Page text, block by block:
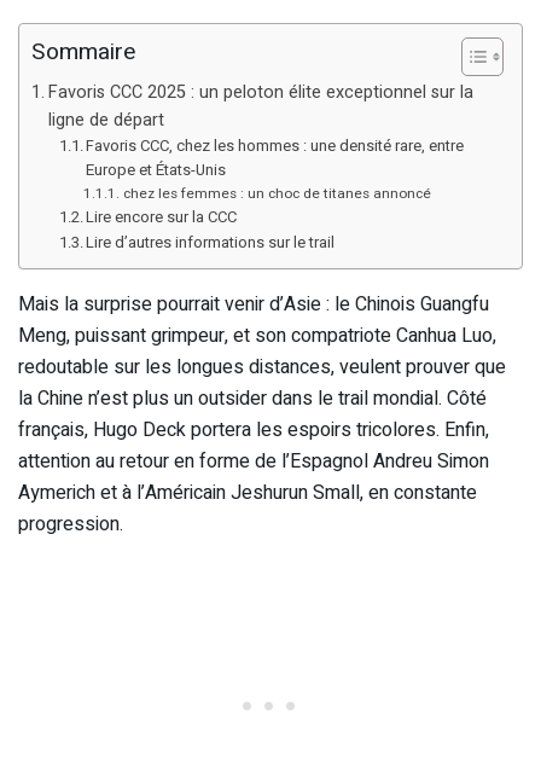
Sommaire
Favoris CCC 2025 : un peloton élite exceptionnel sur la
ligne de départ
Favoris CCC, chez les hommes : une densité rare, entre
Europe et États-Unis
chez les femmes : un choc de titanes annoncé
Lire encore sur la CCC
Lire d’autres informations sur le trail
Mais la surprise pourrait venir d’Asie : le Chinois Guangfu
Meng, puissant grimpeur, et son compatriote Canhua Luo,
redoutable sur les longues distances, veulent prouver que
la Chine n’est plus un outsider dans le trail mondial. Côté
français, Hugo Deck portera les espoirs tricolores. Enfin,
attention au retour en forme de l’Espagnol Andreu Simon
Aymerich et à l’Américain Jeshurun Small, en constante
progression.